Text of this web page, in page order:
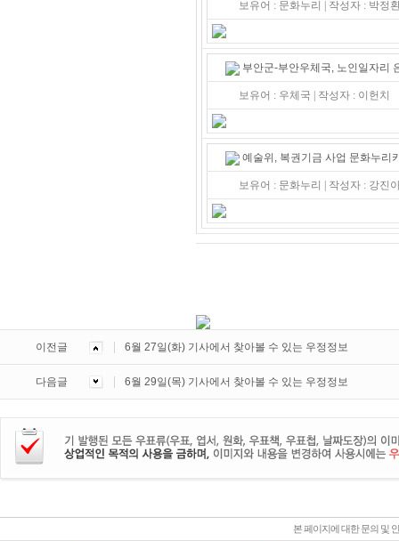
보유어 : 문화누리 | 작성자 : 박
부안군-부안우체국, 노인일자리
보유어 : 우체국 | 작성자 : 이헌치
예술위, 복권기금 사업 문화누리
보유어 : 문화누리 | 작성자 : 강
이전글 6월 27일(화) 기사에서 찾아볼 수 있는 우정정보
다음글 6월 29일(목) 기사에서 찾아볼 수 있는 우정정보
본 페이지에 대한 문의 및